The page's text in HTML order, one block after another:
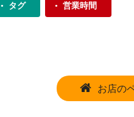
タグ 営業時間
お店の